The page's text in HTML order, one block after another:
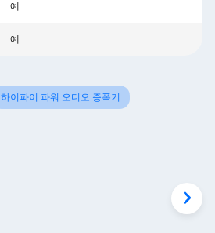
예
예
하이파이 파워 오디오 증폭기